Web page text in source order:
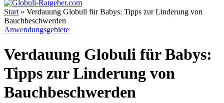
Start » Verdauung Globuli für Babys: Tipps zur Linderung von
Bauchbeschwerden
Anwendungsgebiete
Verdauung Globuli für Babys:
Tipps zur Linderung von
Bauchbeschwerden